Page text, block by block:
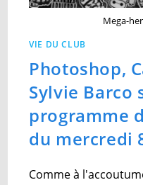
Mega-
VIE DU CLUB
Photoshop,
Sylvie Barco
programme
du mercredi
Comme à